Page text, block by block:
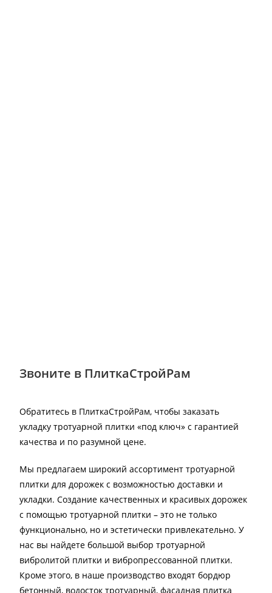
Звоните в ПлиткаСтройРам
Обратитесь в ПлиткаСтройРам, чтобы заказать
укладку тротуарной плитки «под ключ» с гарантией
качества и по разумной цене.
Мы предлагаем широкий ассортимент тротуарной
плитки для дорожек с возможностью доставки и
укладки. Создание качественных и красивых дорожек
с помощью тротуарной плитки – это не только
функционально, но и эстетически привлекательно. У
нас вы найдете большой выбор тротуарной
вибролитой плитки и вибропрессованной плитки.
Кроме этого, в наше производство входятбордюр
бетонный, водосток тротуарный, фасадная плитка